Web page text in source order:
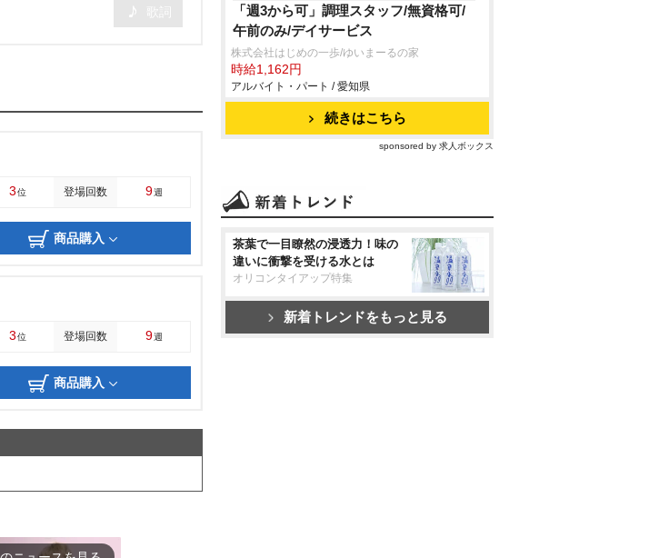
3位 登場回数 9週
商品購入
3位 登場回数 9週
商品購入
「週3から可」調理スタッフ/無資格可/
午前のみ/デイサービス
株式会社はじめの一歩/ゆいまーるの家
時給1,162円
アルバイト・パート / 愛知県
続きはこちら
sponsored by 求人ボックス
茶葉で一目瞭然の浸透力！味の
違いに衝撃を受ける水とは
オリコンタイアップ特集
新着トレンドをもっと見る